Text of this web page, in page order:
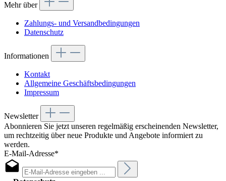
Mehr über
Zahlungs- und Versandbedingungen
Datenschutz
Informationen
Kontakt
Allgemeine Geschäftsbedingungen
Impressum
Newsletter
Abonnieren Sie jetzt unseren regelmäßig erscheinenden Newsletter,
um rechtzeitig über neue Produkte und Angebote informiert zu
werden.
E-Mail-Adresse*